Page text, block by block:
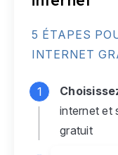
5 ÉTAPES
INTERNET
internet et
gratuit